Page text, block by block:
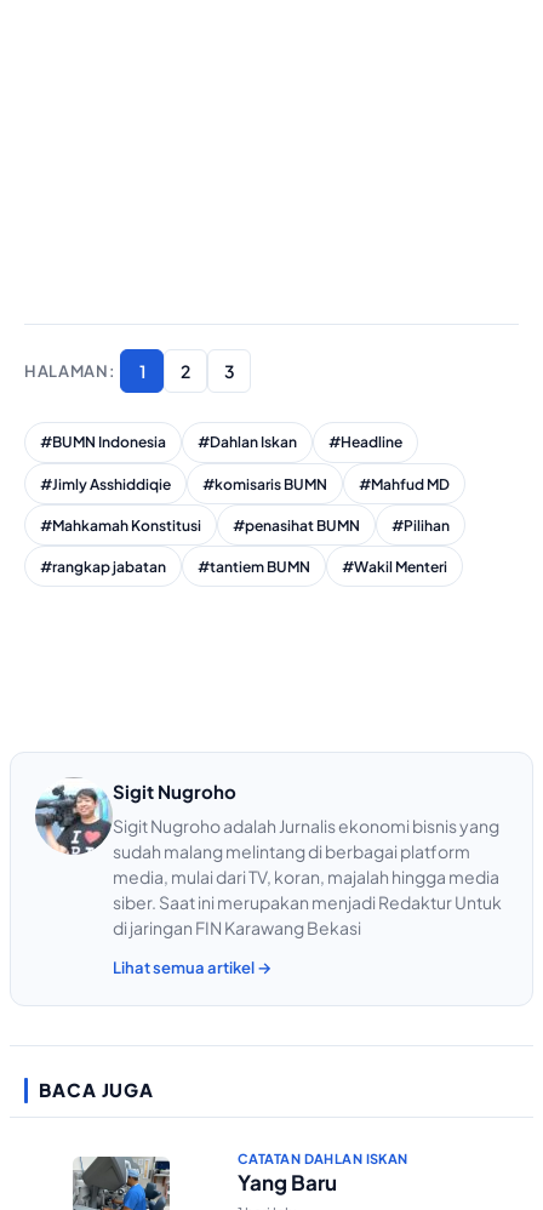
1 2 3
#BUMN Indonesia #Dahlan Iskan #Headline
#Jimly Asshiddiqie #komisaris BUMN #Mahfud MD
#Mahkamah Konstitusi #penasihat BUMN #Pilihan
#rangkap jabatan #tantiem BUMN #Wakil Menteri
Sigit Nugroho
Sigit Nugroho adalah Jurnalis ekonomi bisnis yang
sudah malang melintang di berbagai platform
media, mulai dari TV, koran, majalah hingga media
siber. Saat ini merupakan menjadi Redaktur Untuk
di jaringan FIN Karawang Bekasi
Lihat semua artikel →
BACA JUGA
CATATAN DAHLAN ISKAN
Yang Baru